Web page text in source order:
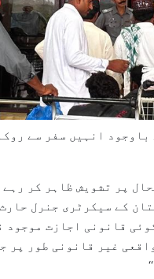
انہیں سفر سے
پر تشویش ظاہر کر
کے سیکرٹری جنرل
قانونی اجازت موجود
غیر قانونی طور پر